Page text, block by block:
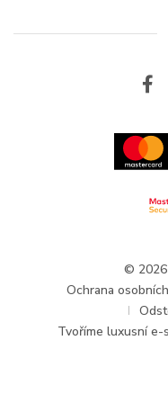
Velkoobchod
Velkoobchod
O společnosti Carollinum
Aktuality a oznámení
© 2026
Ochrana
Tvoříme luxusní e-